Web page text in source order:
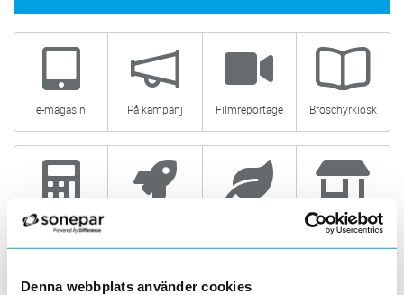
Denna webbplats använder cookies
e-magasin På kampanj Filmreportage Broschyrkiosk
Produktväljare Butik/Kontakt
Leverantörer & varumärken